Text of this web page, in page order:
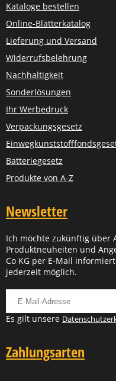
Kataloge bestellen
Online-Blätterkatalog
Lieferung und Versand
Widerrufsbelehrung
Nachhaltigkeit
Sonderlösungen
Ihr Werbedruck
Verpackungsgesetz
Batteriegesetz
Produkte von A-Z
Newsletter
Ich möchte zukünftig über
Produktneuheiten und
Co KG per E-Mail
jederzeit möglich.
Es gilt unsere
Zahlungsarten